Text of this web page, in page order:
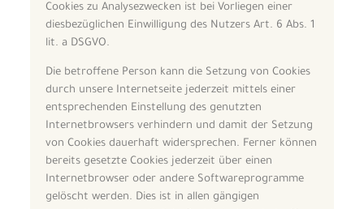
Cookies zu Analysezwecken ist bei Vorliegen einer
diesbezüglichen Einwilligung des Nutzers Art. 6 Abs. 1
lit. a DSGVO.
Die betroffene Person kann die Setzung von Cookies
durch unsere Internetseite jederzeit mittels einer
entsprechenden Einstellung des genutzten
Internetbrowsers verhindern und damit der Setzung
von Cookies dauerhaft widersprechen. Ferner können
bereits gesetzte Cookies jederzeit über einen
Internetbrowser oder andere Softwareprogramme
gelöscht werden. Dies ist in allen gängigen